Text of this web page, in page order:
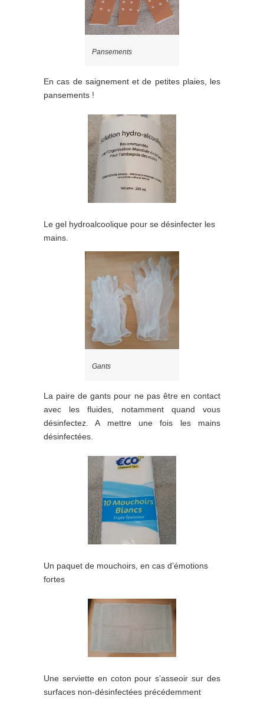
Pansements
En cas de saignement et de petites plaies, les
pansements !
Le gel hydroalcoolique pour se désinfecter les
mains.
Gants
La paire de gants pour ne pas être en contact
avec les fluides, notamment quand vous
désinfectez. A mettre une fois les mains
désinfectées.
Un paquet de mouchoirs, en cas d’émotions
fortes
Une serviette en coton pour s’asseoir sur des
surfaces non-désinfectées précédemment